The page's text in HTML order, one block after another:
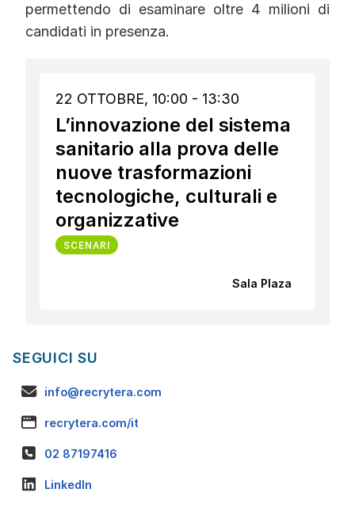
permettendo di esaminare oltre 4 milioni di
candidati in presenza.
22 OTTOBRE, 10:00 - 13:30
L’innovazione del sistema
sanitario alla prova delle
nuove trasformazioni
tecnologiche, culturali e
organizzative
SCENARI
Sala Plaza
SEGUICI SU
info@recrytera.com
recrytera.com/it
02 87197416
LinkedIn